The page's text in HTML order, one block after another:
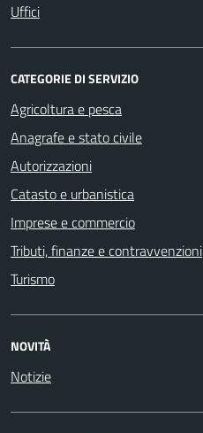
Uffici
CATEGORIE DI SERVIZIO
Agricoltura e pesca
Anagrafe e stato civile
Autorizzazioni
Catasto e urbanistica
Imprese e commercio
Tributi, finanze e contravvenzioni
Turismo
NOVITÀ
Notizie